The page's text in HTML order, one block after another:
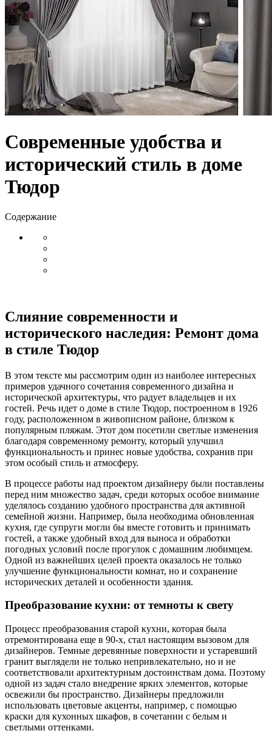
Современные удобства и
исторический стиль в доме
Тюдор
Содержание
Слияние современности и
исторического наследия: Ремонт дома
в стиле Тюдор
В этом тексте мы рассмотрим один из наиболее интересных
примеров удачного сочетания современного дизайна и
исторической архитектуры, что радует владельцев и их
гостей. Речь идет о доме в стиле Тюдор, построенном в 1926
году, расположенном в живописном районе, близком к
популярным пляжам. Этот дом посетили светлые изменения
благодаря современному ремонту, который улучшил
функциональность и принес новые удобства, сохранив при
этом особый стиль и атмосферу.
В процессе работы над проектом дизайнеру были поставлены
перед ним множество задач, среди которых особое внимание
уделялось созданию удобного пространства для активной
семейной жизни. Например, была необходима обновленная
кухня, где супруги могли бы вместе готовить и принимать
гостей, а также удобный вход для выноса и обработки
погодных условий после прогулок с домашним любимцем.
Одной из важнейших целей проекта оказалось не только
улучшение функциональности комнат, но и сохранение
исторических деталей и особенности здания.
Преобразование кухни: от темноты к свету
Процесс преобразования старой кухни, которая была
отремонтирована еще в 90-х, стал настоящим вызовом для
дизайнеров. Темные деревянные поверхности и устаревший
гранит выглядели не только непривлекательно, но и не
соответствовали архитектурным достоинствам дома. Поэтому
одной из задач стало внедрение ярких элементов, которые
освежили бы пространство. Дизайнеры предложили
использовать цветовые акценты, например, с помощью
краски для кухонных шкафов, в сочетании с белым и
светлыми оттенками.